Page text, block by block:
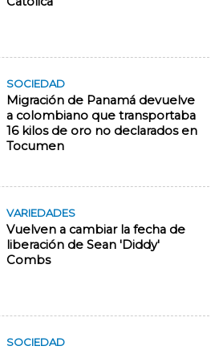
SOCIEDAD
Migración de Panamá devuelve
a colombiano que transportaba
16 kilos de oro no declarados en
Tocumen
VARIEDADES
Vuelven a cambiar la fecha de
liberación de Sean 'Diddy'
Combs
SOCIEDAD